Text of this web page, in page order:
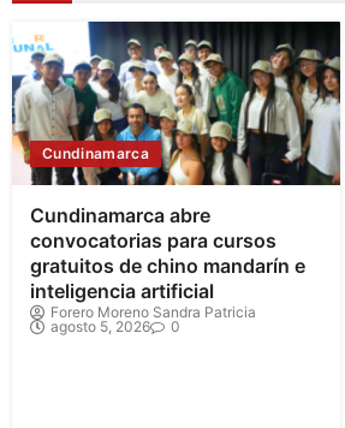
Cundinamarca
Cundinamarca abre
convocatorias para cursos
gratuitos de chino mandarín e
inteligencia artificial
Forero Moreno Sandra Patricia
agosto 5, 2026
0